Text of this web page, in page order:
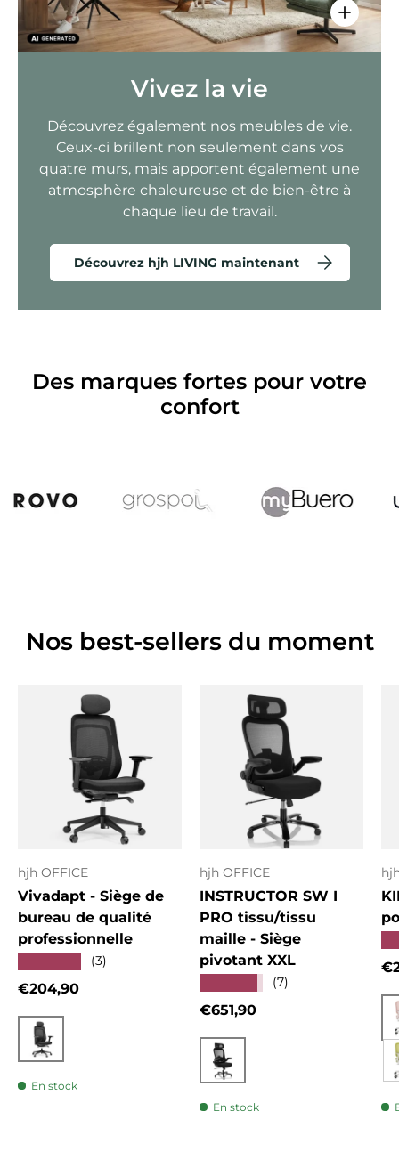
Voir les
Vivez la vie
Découvrez également nos meubles de vie.
Ceux-ci brillent non seulement dans vos
quatre murs, mais apportent également une
atmosphère chaleureuse et de bien-être à
chaque lieu de travail.
Découvrez hjh LIVING maintenant
Des marques fortes pour votre
confort
Nos best-sellers du moment
hjh OFFICE
Vivadapt - Siège de
bureau de qualité
professionnelle
(3)
Prix habituel
€204,90
Noir
En stock
hjh OFFICE
INSTRUCTOR SW I
PRO tissu/tissu
maille - Siège
pivotant XXL
(7)
Prix habituel
€651,90
Noir
En stock